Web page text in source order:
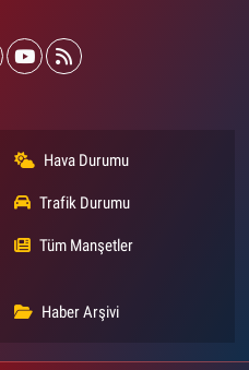
Hava Durumu
Trafik Durumu
Tüm Manşetler
Haber Arşivi